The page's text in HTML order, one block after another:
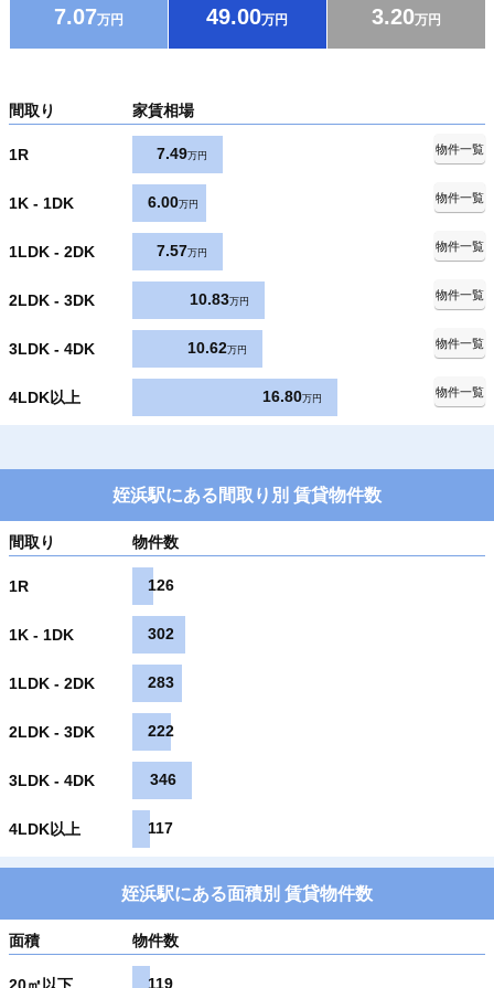
7.07万円 49.00万円 3.20万円
間取り 家賃相場
1R 7.49万円
物件一覧
1K - 1DK 6.00万円
物件一覧
1LDK - 2DK 7.57万円
物件一覧
2LDK - 3DK 10.83万円
物件一覧
3LDK - 4DK 10.62万円
物件一覧
4LDK以上 16.80万円
物件一覧
姪浜駅にある間取り別 賃貸物件数
間取り 物件数
1R 126
1K - 1DK 302
1LDK - 2DK 283
2LDK - 3DK 222
3LDK - 4DK 346
4LDK以上 117
姪浜駅にある面積別 賃貸物件数
面積 物件数
20㎡以下 119